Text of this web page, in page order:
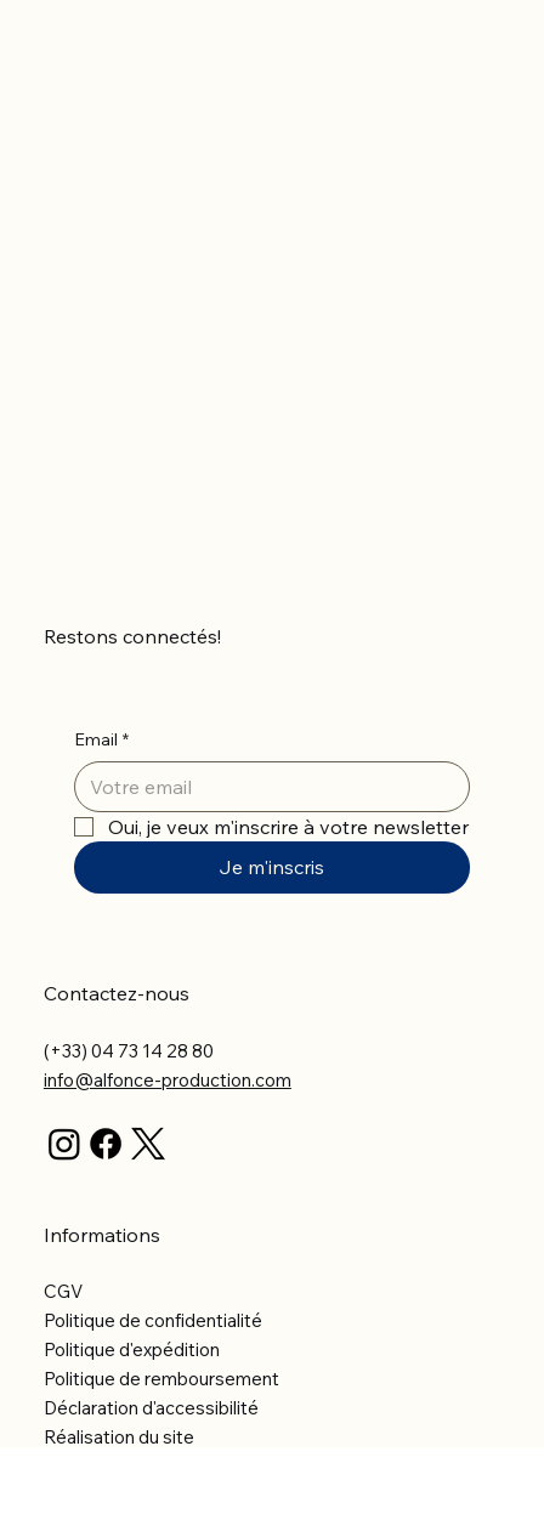
Restons connectés!
Email *
Oui, je veux m'inscrire à votre newsletter
Je m'inscris
Contactez-nous
(+33) 04 73 14 28 80
info@alfonce-production.com
Informations
CGV
Politique de confidentialité
Politique d'expédition
Politique de remboursement
Déclaration d'accessibilité
Réalisation du site